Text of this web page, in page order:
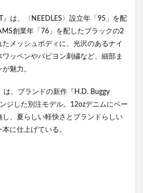
』は、〈NEEDLES〉設立年「95」を配
創業年「76」を配したブラックの2
メッシュボディに、光沢のあるナイ
ワッペンやパピヨン刺繍など、細部ま
魅力。
は、ブランドの新作『H.D. Buggy
ジした別注モデル。12ozデニムにベー
し、夏らしい軽快さとブランドらしい
に仕上げている。